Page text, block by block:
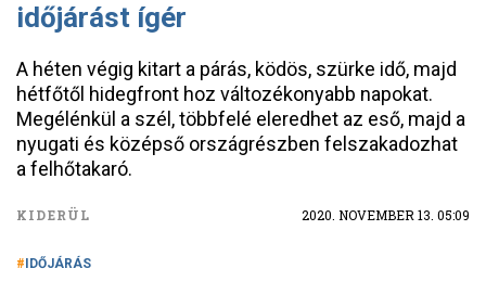
időjárást ígér
A héten végig kitart a párás, ködös, szürke idő, majd
hétfőtől hidegfront hoz változékonyabb napokat.
Megélénkül a szél, többfelé eleredhet az eső, majd a
nyugati és középső országrészben felszakadozhat
a felhőtakaró.
KIDERÜL 2020. NOVEMBER 13. 05:09
IDŐJÁRÁS